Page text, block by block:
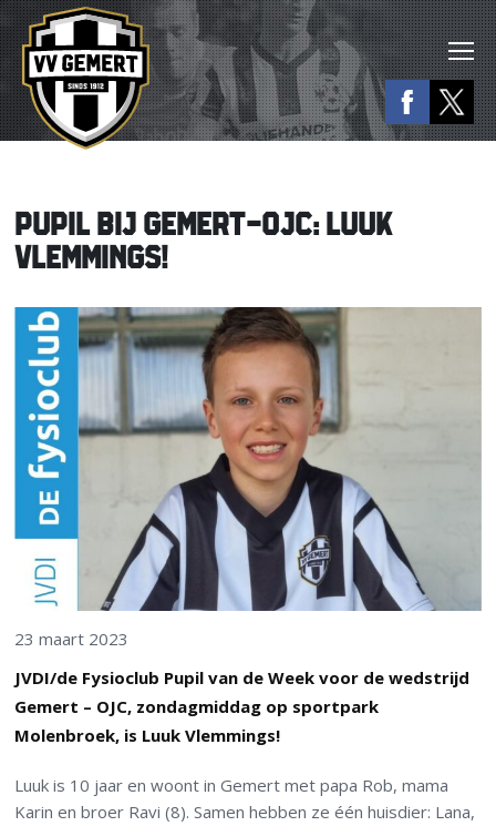
PUPIL BIJ GEMERT-OJC: LUUK
VLEMMINGS!
23 maart 2023
JVDI/de Fysioclub Pupil van de Week voor de wedstrijd
Gemert – OJC, zondagmiddag op sportpark
Molenbroek, is Luuk Vlemmings!
Luuk is 10 jaar en woont in Gemert met papa Rob, mama
Karin en broer Ravi (8). Samen hebben ze één huisdier: Lana,